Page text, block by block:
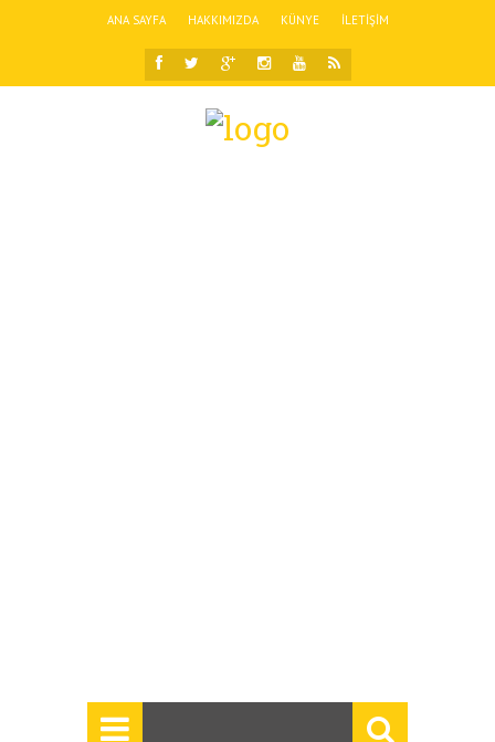
ANA SAYFA HAKKIMIZDA KÜNYE İLETIŞIM